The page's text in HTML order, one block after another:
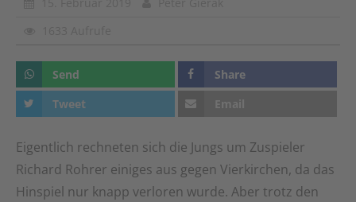
Send
Share
Tweet
Email
Eigentlich rechneten sich die Jungs um Zuspieler
Richard Rohrer einiges aus gegen Vierkirchen, da das
Hinspiel nur knapp verloren wurde. Aber trotz den